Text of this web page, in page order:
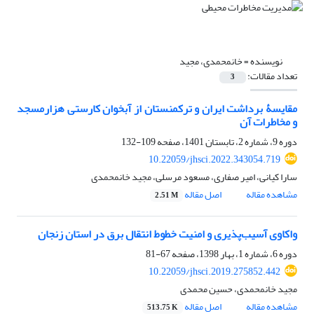
نویسنده =خانمحمدی، مجید
تعداد مقالات: 3
مقایسۀ برداشت ایران و ترکمنستان از آبخوان کارستی هزارمسجد
و مخاطرات آن
دوره 9، شماره 2، تابستان 1401، صفحه
109-132
10.22059/jhsci.2022.343054.719
سارا کیانی، امیر صفاری، مسعود مرسلی، مجید خانمحمدی
مشاهده مقاله
اصل مقاله 2.51 M
واکاوی آسیب‌پذیری و امنیت خطوط انتقال برق در استان زنجان
دوره 6، شماره 1، بهار 1398، صفحه
67-81
10.22059/jhsci.2019.275852.442
مجید خانمحمدی، حسین محمدی
مشاهده مقاله
اصل مقاله 513.75 K